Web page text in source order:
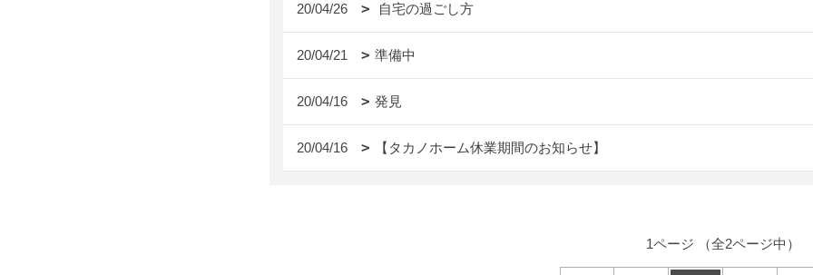
20/04/26 自宅の過ごし方
20/04/21 準備中
20/04/16 発見
20/04/16 【タカノホーム休業期間のお知らせ】
1ページ （全2ページ中）